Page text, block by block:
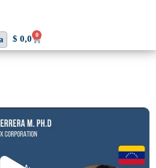
$ 0,0 0